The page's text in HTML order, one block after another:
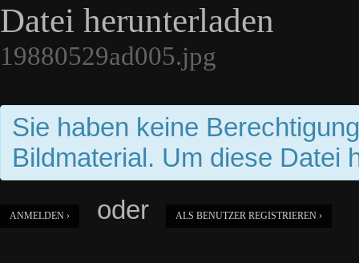
Datei herunterladen
19880529ad005.jpg
Sie haben keine
Bildmaterial. Um diese Datei
ANMELDEN › oder ALS BENUTZER REGISTRIEREN ›